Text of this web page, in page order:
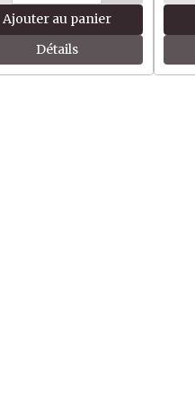
Ajouter au panier
Détails